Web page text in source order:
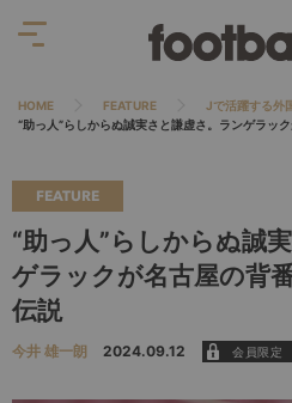
HOME FEATURE
Jで活躍する外
“助っ人”らしからぬ誠実さと謙虚さ。ランゲラッ
FEATURE
“助っ人”らしからぬ誠
ゲラックが名古屋の背
伝説
今井 雄一朗 2024.09.12